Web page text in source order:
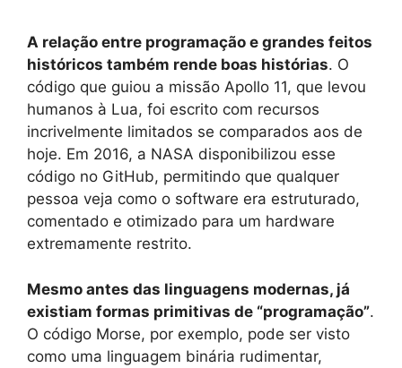
A relação entre programação e grandes feitos
históricos também rende boas histórias. O
código que guiou a missão Apollo 11, que levou
humanos à Lua, foi escrito com recursos
incrivelmente limitados se comparados aos de
hoje. Em 2016, a NASA disponibilizou esse
código no GitHub, permitindo que qualquer
pessoa veja como o software era estruturado,
comentado e otimizado para um hardware
extremamente restrito.
Mesmo antes das linguagens modernas, já
existiam formas primitivas de “programação”.
O código Morse, por exemplo, pode ser visto
como uma linguagem binária rudimentar,